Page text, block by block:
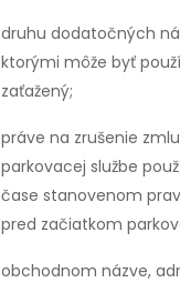
druhu dodatočných
ktorými môže byť
zaťažený;
práve na zrušenie
parkovacej službe
čase stanovenom
pred začiatkom
obchodnom názve,